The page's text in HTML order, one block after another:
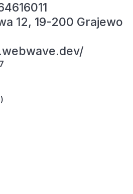
12, 19-200 Grajewo